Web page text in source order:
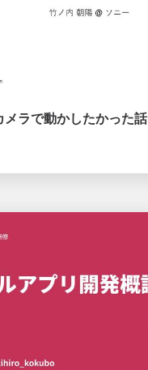
ラで動かしたかった話